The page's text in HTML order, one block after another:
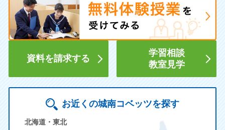
資料を請求する
学習相談
教室見学
お近くの城南コベッツを探す
北海道・東北